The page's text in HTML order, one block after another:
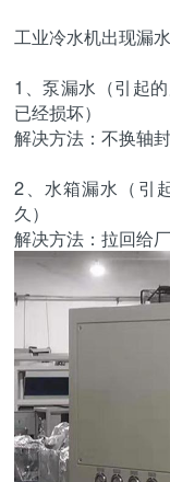
工业冷水机出现漏
1、泵漏水（引起的
已经损坏）
解决方法：不换轴
2、水箱漏水（引
久）
解决方法：拉回给